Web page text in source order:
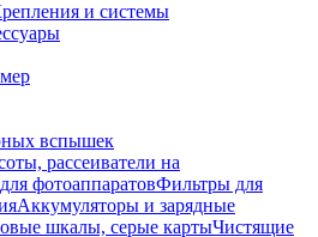
и системы
вспышек
рассеиватели на
фотоаппаратовФильтры для
Аккумуляторы и зарядные
шкалы, серые картыЧистящие